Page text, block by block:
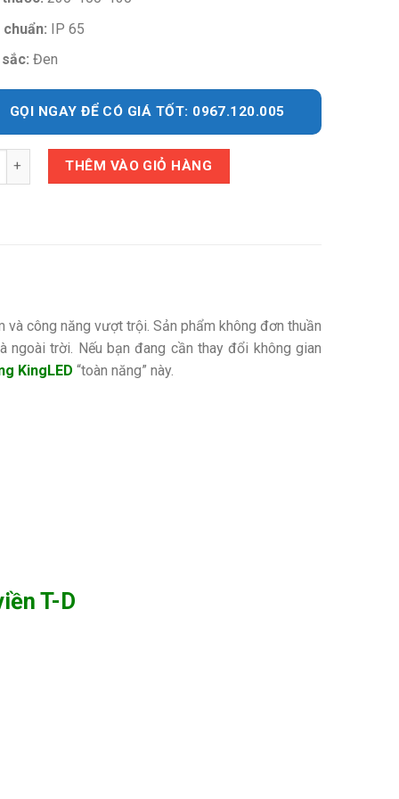
IP 65
Đen
GỌI NGAY ĐỂ CÓ GIÁ TỐT: 0967.120.005
THÊM VÀO GIỎ HÀNG
công năng vượt trội. Sản phẩm không đơn thuần
trời. Nếu bạn đang cần thay đổi không gian
KingLED “toàn năng” này.
T-D